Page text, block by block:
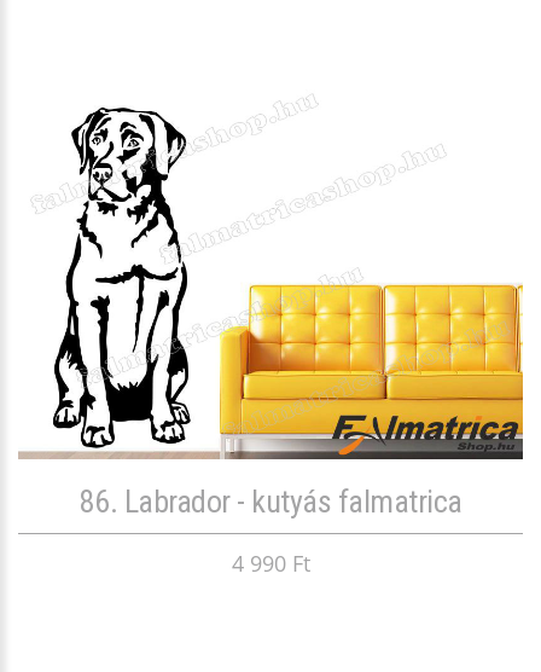
86. Labrador - kutyás falmatrica
4 990 Ft